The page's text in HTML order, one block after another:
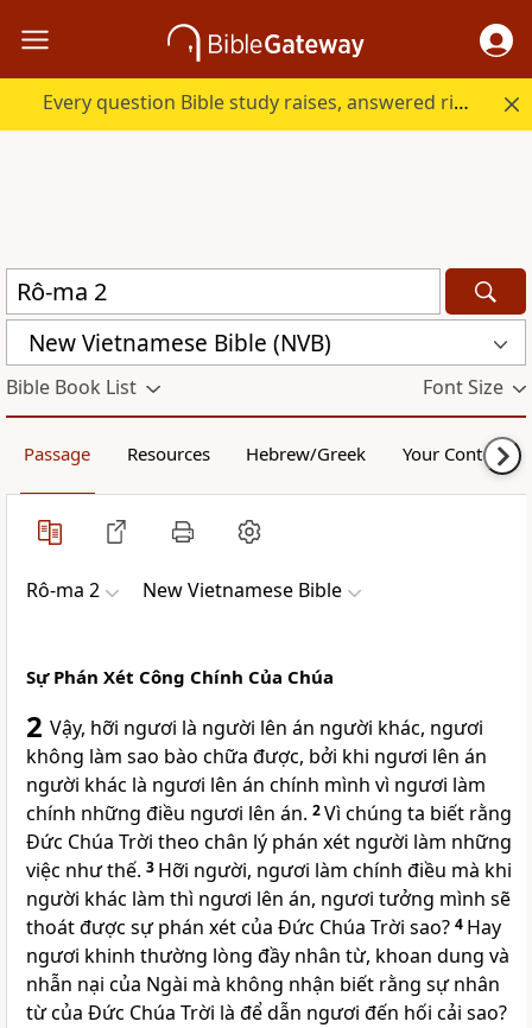
Every question Bible study raises, answered right here.
New Vietnamese Bible (NVB)
Bible Book List Font Size
Passage Resources Hebrew/Greek Your Content
Rô-ma 2 New Vietnamese Bible
Sự Phán Xét Công Chính Của Chúa
2 Vậy, hỡi ngươi là người lên án người khác, ngươi
không làm sao bào chữa được, bởi khi ngươi lên án
người khác là ngươi lên án chính mình vì ngươi làm
chính những điều ngươi lên án. 2Vì chúng ta biết rằng
Đức Chúa Trời theo chân lý phán xét người làm những
việc như thế. 3 Hỡi người, ngươi làm chính điều mà khi
người khác làm thì ngươi lên án, ngươi tưởng mình sẽ
thoát được sự phán xét của Đức Chúa Trời sao? 4 Hay
ngươi khinh thường lòng đầy nhân từ, khoan dung và
nhẫn nại của Ngài mà không nhận biết rằng sự nhân
từ của Đức Chúa Trời là để dẫn ngươi đến hối cải sao?